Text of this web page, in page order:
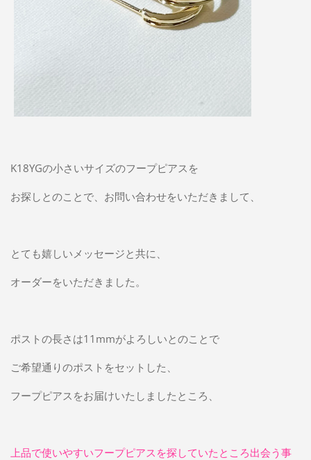
K18YGの小さいサイズのフープピアスを
お探しとのことで、お問い合わせをいただきまして、
とても嬉しいメッセージと共に、
オーダーをいただきました。
ポストの長さは11mmがよろしいとのことで
ご希望通りのポストをセットした、
フープピアスをお届けいたしましたところ、
上品で使いやすいフープピアスを探していたところ出会う事